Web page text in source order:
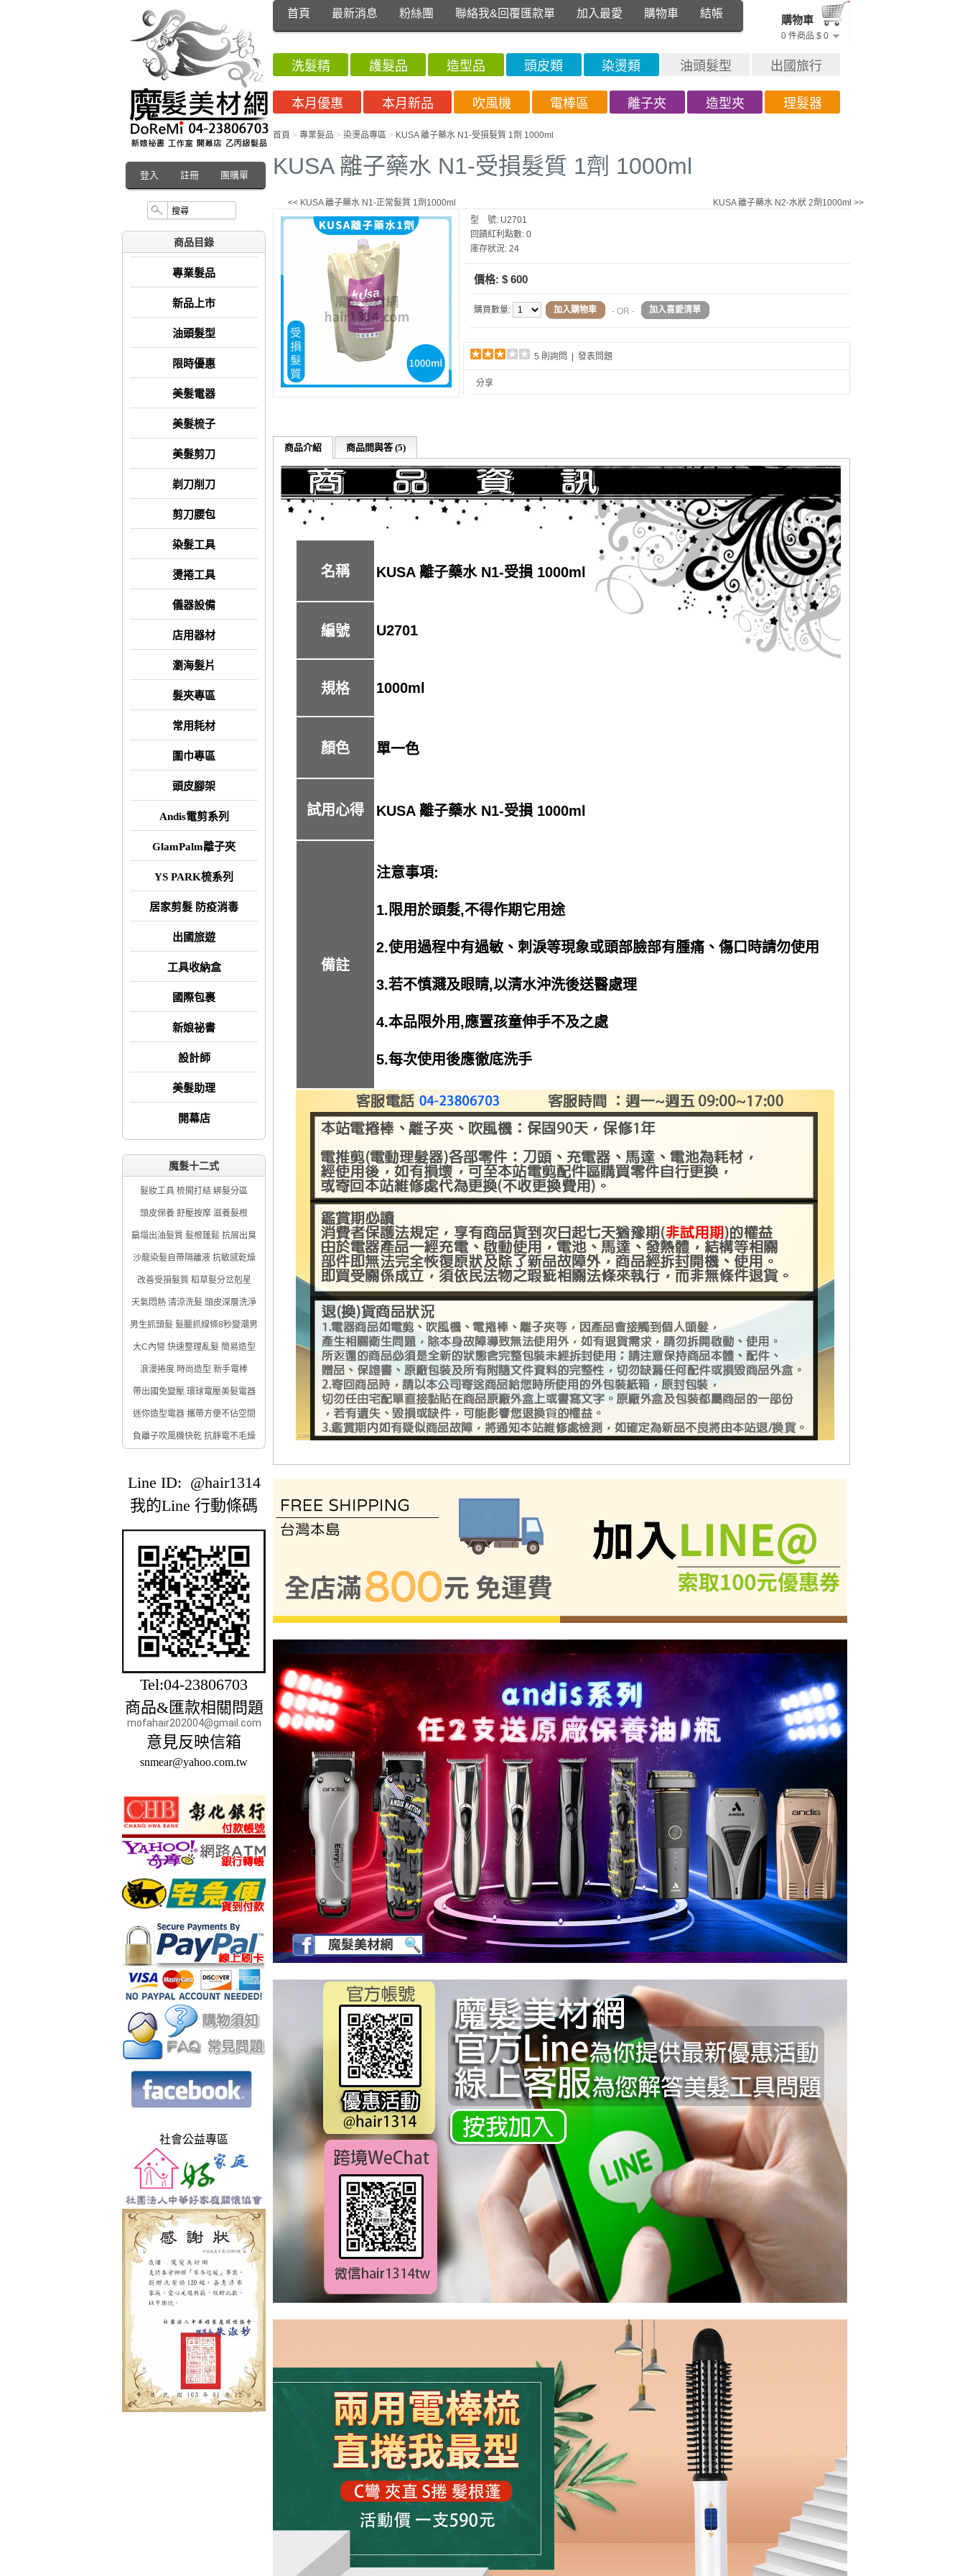
購物車
0 件商品 $ 0
登入 註冊 團購單
首頁 最新消息 粉絲團 聯絡我&回覆匯款單 加入最愛 購物車 結帳
商品目錄
專業髮品
新品上市
油頭髮型
限時優惠
美髮電器
美髮梳子
美髮剪刀
剃刀削刀
剪刀腰包
染髮工具
燙捲工具
儀器設備
店用器材
瀏海髮片
髮夾專區
常用耗材
圍巾專區
頭皮腳架
Andis電剪系列
GlamPalm離子夾
YS PARK梳系列
居家剪髮 防疫消毒
出國旅遊
工具收納盒
國際包裹
新娘祕書
設計師
美髮助理
開幕店
魔髮十二式
髮妝工具 梳開打結 綁髮分區
頭皮保養 舒壓按摩 滋養髮根
扁塌出油髮質 髮根蓬鬆 抗屑出臭
沙龍染髮自帶隔離液 抗敏感乾燥
改善受損髮質 稻草髮分岔剋星
天氣悶熱 清涼洗髮 頭皮深層洗淨
男生抓頭髮 髮臘抓線條8秒變潮男
大C內彎 快速整理亂髮 簡易造型
浪漫捲度 時尚造型 新手電棒
帶出國免變壓 環球電壓美髮電器
迷你造型電器 攜帶方便不佔空間
負離子吹風機快乾 抗靜電不毛燥
Line ID: @hair1314
我的Line 行動條碼
Tel:04-23806703
商品&匯款相關問題
mofahair202004@gmail.com
意見反映信箱
snmear@yahoo.com.tw
社會公益專區
洗髮精 護髮品 造型品 頭皮類 染燙類 油頭髮型
出國旅行
本月優惠
本月新品 吹風機 電棒區 離子夾 造型夾 理髮器
首頁 > 專業髮品 > 染燙品專區 > KUSA 離子藥水 N1-受損髮質 1劑 1000ml
KUSA 離子藥水 N1-受損髮質 1劑 1000ml
<< KUSA 離子藥水 N1-正常髮質 1劑1000ml
KUSA 離子藥水 N2-水狀 2劑1000ml >>
型 號: U2701
回饋紅利點數: 0
庫存狀況: 24
價格: $ 600
購買數量: 加入購物車 - OR - 加入喜愛清單
5 則詢問 發表問題
分享
商品介紹 商品問與答 (5)
名稱 KUSA 離子藥水 N1-受損 1000ml
編號 U2701
規格 1000ml
顏色 單一色
試用心得 KUSA 離子藥水 N1-受損 1000ml
備註
注意事項:
1.限用於頭髮,不得作期它用途
2.使用過程中有過敏、刺淚等現象或頭部臉部有腫痛、傷口時請勿使用
3.若不慎濺及眼睛,以清水沖洗後送醫處理
4.本品限外用,應置孩童伸手不及之處
5.每次使用後應徹底洗手